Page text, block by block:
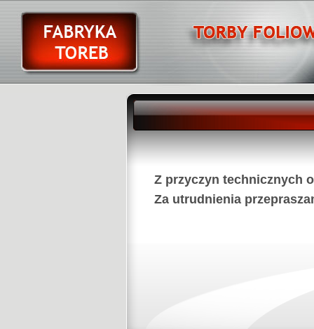
Z przyczyn technicznych
Za utrudnienia